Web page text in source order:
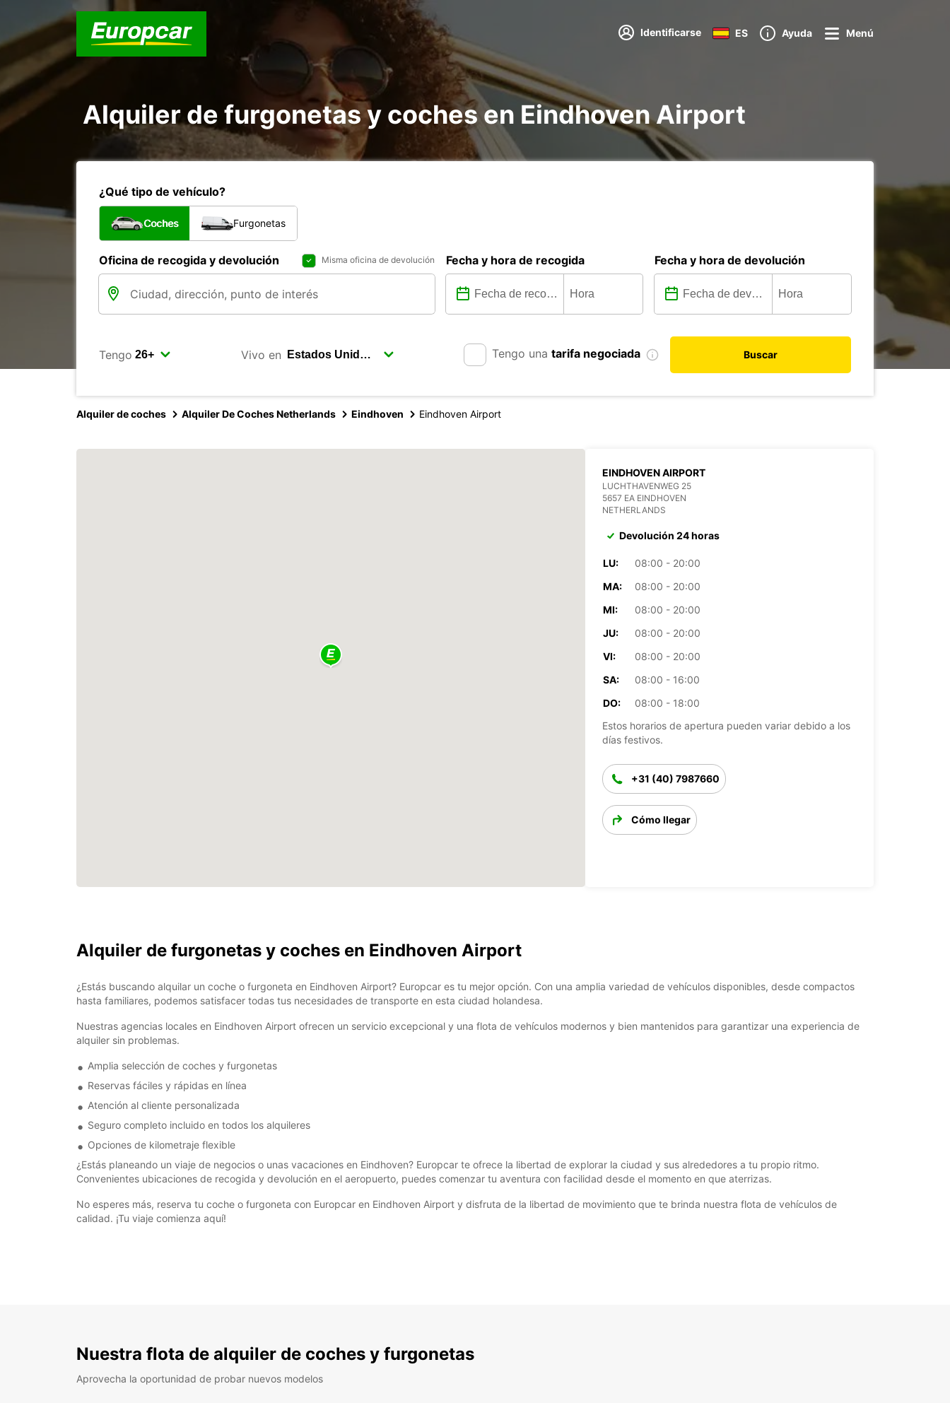
Identificarse ES Ayuda Menú
Alquiler de furgonetas y coches en Eindhoven Airport
¿Qué tipo de vehículo?
Coches Furgonetas
Oficina de recogida y devolución Misma oficina de devolución Fecha y hora de recogida Fecha y hora de devolución
Tengo Vivo en Tengo una tarifa negociada Buscar
Alquiler de coches Alquiler De Coches Netherlands Eindhoven Eindhoven Airport
EINDHOVEN AIRPORT
LUCHTHAVENWEG 25
5657 EA EINDHOVEN
NETHERLANDS
Devolución 24 horas
LU:
08:00 - 20:00
MA:
08:00 - 20:00
MI:
08:00 - 20:00
JU:
08:00 - 20:00
VI:
08:00 - 20:00
SA:
08:00 - 16:00
DO:
08:00 - 18:00
Estos horarios de apertura pueden variar debido a los
días festivos.
+31 (40) 7987660
Cómo llegar
Alquiler de furgonetas y coches en Eindhoven Airport
¿Estás buscando alquilar un coche o furgoneta en Eindhoven Airport? Europcar es tu mejor opción. Con una amplia variedad de vehículos disponibles, desde compactos
hasta familiares, podemos satisfacer todas tus necesidades de transporte en esta ciudad holandesa.
Nuestras agencias locales en Eindhoven Airport ofrecen un servicio excepcional y una flota de vehículos modernos y bien mantenidos para garantizar una experiencia de
alquiler sin problemas.
Amplia selección de coches y furgonetas
Reservas fáciles y rápidas en línea
Atención al cliente personalizada
Seguro completo incluido en todos los alquileres
Opciones de kilometraje flexible
¿Estás planeando un viaje de negocios o unas vacaciones en Eindhoven? Europcar te ofrece la libertad de explorar la ciudad y sus alrededores a tu propio ritmo.
Convenientes ubicaciones de recogida y devolución en el aeropuerto, puedes comenzar tu aventura con facilidad desde el momento en que aterrizas.
No esperes más, reserva tu coche o furgoneta con Europcar en Eindhoven Airport y disfruta de la libertad de movimiento que te brinda nuestra flota de vehículos de
calidad. ¡Tu viaje comienza aquí!
Nuestra flota de alquiler de coches y furgonetas
Aprovecha la oportunidad de probar nuevos modelos